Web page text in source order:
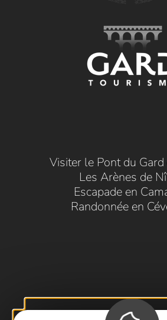
Visiter le Pont du
Les Arènes de
Escapade en
Randonnée en